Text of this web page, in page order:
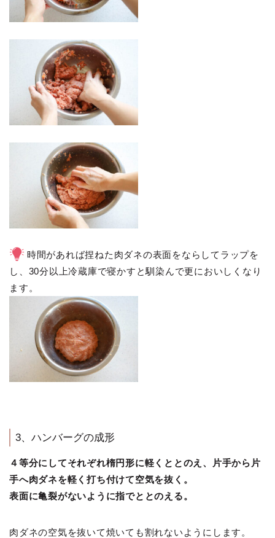
時間があれば捏ねた肉ダネの表面をならしてラップを
し、30分以上冷蔵庫で寝かすと馴染んで更においしくなり
ます。
3、ハンバーグの成形
４等分にしてそれぞれ楕円形に軽くととのえ、片手から片
手へ肉ダネを軽く打ち付けて空気を抜く。
表面に亀裂がないように指でととのえる。
肉ダネの空気を抜いて焼いても割れないようにします。